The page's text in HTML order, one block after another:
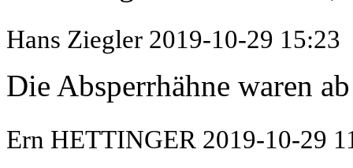
Hans Ziegler 2019-10-29 15:23
Die Absperrhähne waren
Ern HETTINGER 2019-10-29